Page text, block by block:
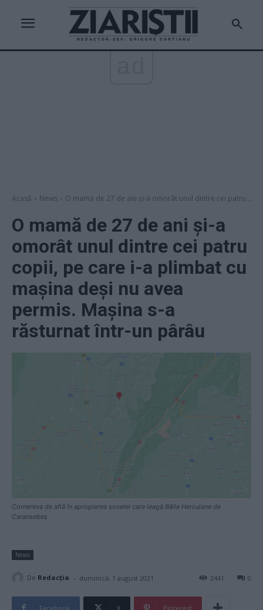
Acasă News O mamă de 27 de ani și-a omorât unul dintre cei patru...
O mamă de 27 de ani și-a
omorât unul dintre cei patru
copii, pe care i-a plimbat cu
mașina deși nu avea
permis. Mașina s-a
răsturnat într-un pârâu
Cornereva de află în apropierea șoselei care leagă Băile Herculane de
Caransebeș
News
De Redacţia - duminică, 1 august 2021 0
2441
Facebook X Pinterest